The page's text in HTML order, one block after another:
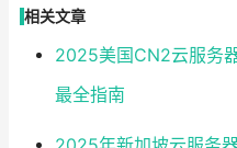
相关文章
2025美国CN2云服务
最全指南